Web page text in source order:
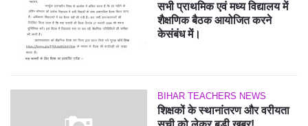
सभी प्राथमिक एवं मध्य विद्यालय में
शैक्षणिक बैठक आयोजित करने
केसंबंध में।
BIHAR TEACHERS NEWS
शिक्षकों के स्थानांतरण और वरीयता